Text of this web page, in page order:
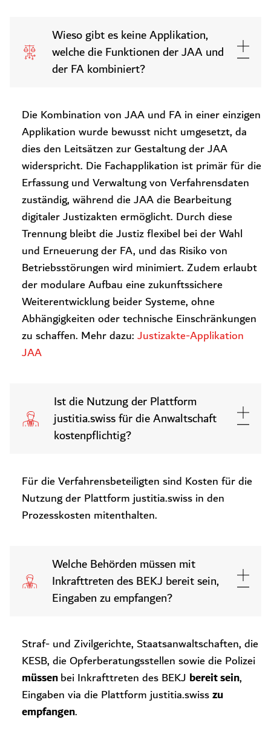
Wieso gibt es keine Applikation,
welche die Funktionen der JAA und
der FA kombiniert?
Die Kombination von JAA und FA in einer einzigen
Applikation wurde bewusst nicht umgesetzt, da
dies den Leitsätzen zur Gestaltung der JAA
widerspricht. Die Fachapplikation ist primär für die
Erfassung und Verwaltung von Verfahrensdaten
zuständig, während die JAA die Bearbeitung
digitaler Justizakten ermöglicht. Durch diese
Trennung bleibt die Justiz flexibel bei der Wahl
und Erneuerung der FA, und das Risiko von
Betriebsstörungen wird minimiert. Zudem erlaubt
der modulare Aufbau eine zukunftssichere
Weiterentwicklung beider Systeme, ohne
Abhängigkeiten oder technische Einschränkungen
zu schaffen. Mehr dazu:Justizakte-Applikation
JAA
Ist die Nutzung der Plattform
justitia.swiss für die Anwaltschaft
kostenpflichtig?
Für die Verfahrensbeteiligten sind Kosten für die
Nutzung der Plattform justitia.swiss in den
Prozesskosten mitenthalten.
Welche Behörden müssen mit
Inkrafttreten des BEKJ bereit sein,
Eingaben zu empfangen?
Straf- und Zivilgerichte, Staatsanwaltschaften, die
KESB, die Opferberatungsstellen sowie die Polizei
müssenbei Inkrafttreten des BEKJ bereit sein,
Eingaben via die Plattform justitia.swisszu
empfangen.